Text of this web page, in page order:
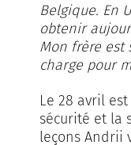
Belgique. En
obtenir
Mon frère est
charge pour
Le 28 avril
sécurité et la
leçons Andrii